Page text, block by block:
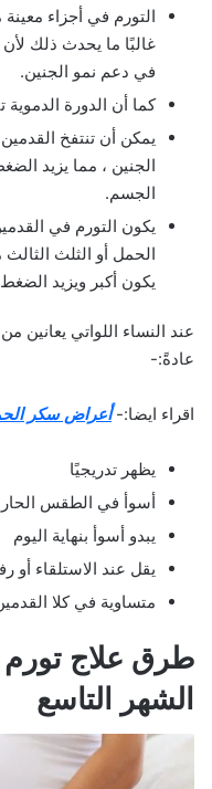
التورم في أجزاء
غالبًا ما يحدث ذلك
في دعم نمو الجنين.
كما أن الدورة الدموية
يمكن أن تنتفخ
الجنين ، مما يزيد
الجسم.
يكون التورم في
الحمل أو الثلث
يكون أكبر ويزيد
عند النساء اللواتي يعانين
عادةً:-
اقراء ايضا:-أعراض سكر
يظهر تدريجيًا
أسوأ في الطقس الحار
يبدو أسوأ بنهاية اليوم
يقل عند الاستلقاء أو
متساوية في كلا
طرق علاج تورم
الشهر التاسع